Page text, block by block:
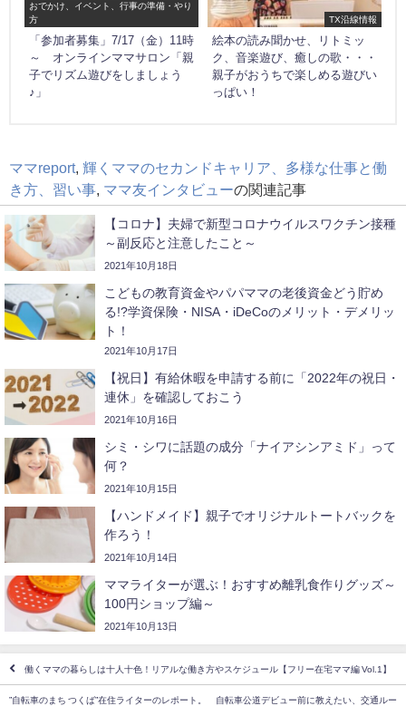
おでかけ、イベント、行事の準備・やり
方
「参加者募集」7/17（金）11時
～ オンラインママサロン「親
子でリズム遊びをしましょう
♪」
TX沿線情報
絵本の読み聞かせ、リトミッ
ク、音楽遊び、癒しの歌・・・
親子がおうちで楽しめる遊びい
っぱい！
ママreport, 輝くママのセカンドキャリア、多様な仕事と働
き方、習い事 ママ友インタビューの関連記事
【コロナ】夫婦で新型コロナウイルスワクチン接種
～副反応と注意したこと～
2021年10月18日
こどもの教育資金やパパママの老後資金どう貯め
る!?学資保険・NISA・iDeCoのメリット・デメリッ
ト！
2021年10月17日
【祝日】有給休暇を申請する前に「2022年の祝日・
連休」を確認しておこう
2021年10月16日
シミ・シワに話題の成分「ナイアシンアミド」って
何？
2021年10月15日
【ハンドメイド】親子でオリジナルトートバックを
作ろう！
2021年10月14日
ママライターが選ぶ！おすすめ離乳食作りグッズ～
100円ショップ編～
2021年10月13日
働くママの暮らしは十人十色！リアルな働き方やスケジュール【フリー在宅ママ編 Vol.1】
”自転車のまち つくば”在住ライターのレポート。 自転車公道デビュー前に教えたい、交通ルー